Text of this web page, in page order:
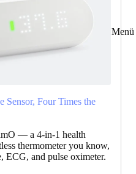
Menü
Sensor, Four Times the
— a 4-in-1 health
thermometer you know,
ECG, and pulse oximeter.